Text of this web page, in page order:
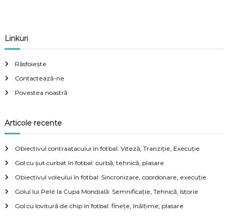
Linkuri
Răsfoiește
Contactează-ne
Povestea noastră
Articole recente
Obiectivul contraatacului în fotbal: Viteză, Tranziție, Execuție
Gol cu șut curbat în fotbal: curbă, tehnică, plasare
Obiectivul voleului în fotbal: Sincronizare, coordonare, execuție
Golul lui Pelé la Cupa Mondială: Semnificație, Tehnică, Istorie
Gol cu lovitură de chip în fotbal: finețe, înălțime, plasare